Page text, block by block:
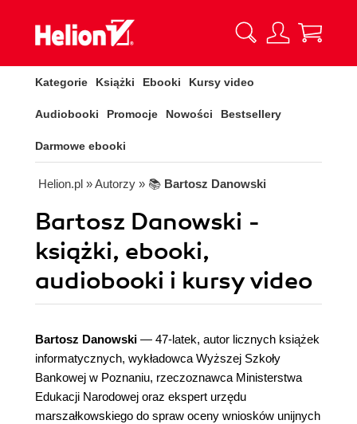
Kategorie Książki Ebooki Kursy video
Audiobooki Promocje Nowości Bestsellery
Darmowe ebooki
Helion.pl » Autorzy » 📚 Bartosz Danowski
Bartosz Danowski -
książki, ebooki,
audiobooki i kursy video
Bartosz Danowski — 47-latek, autor licznych książek
informatycznych, wykładowca Wyższej Szkoły
Bankowej w Poznaniu, rzeczoznawca Ministerstwa
Edukacji Narodowej oraz ekspert urzędu
marszałkowskiego do spraw oceny wniosków unijnych